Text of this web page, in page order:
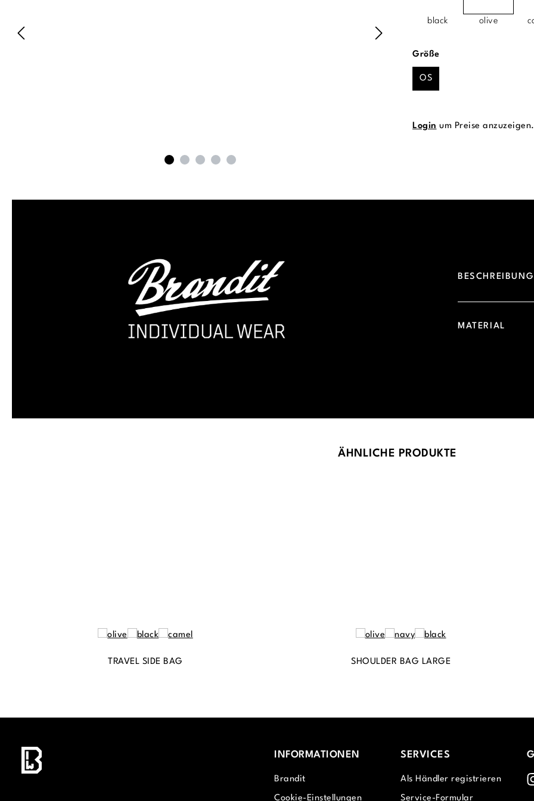
black olive
Größeauswählen
OS
Login um Preise anzuzeigen.
BESCHREIBUNG
MATERIAL
ÄHNLICHE PRODUKTE
TRAVEL SIDE BAG SHOULDER BAG LARGE
INFORMATIONEN
Brandit
Cookie-Einstellungen
SERVICES
Als Händler registrieren
Service-Formular